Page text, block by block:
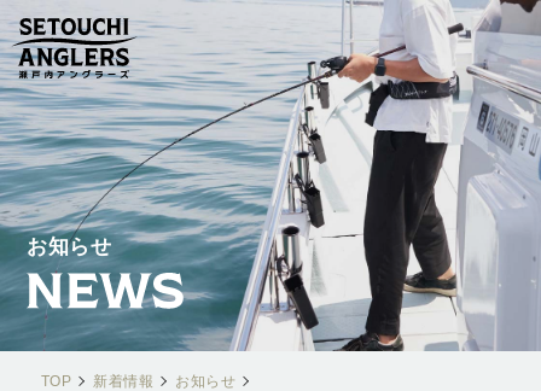
お知らせ
TOP 新着情報
お知らせ